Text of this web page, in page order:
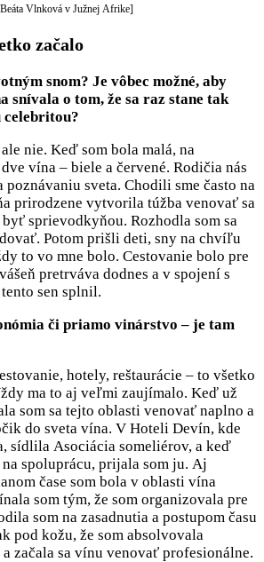
Vlnková v Južnej Afrike]
začalo
snom? Je vôbec možné, aby
snívala o tom, že sa raz stane tak
celebritou?
nie. Keď som bola malá, na
vína – biele a červené. Rodičia nás
sveta. Chodili sme často na
prirodzene vytvorila túžba venovať sa
sprievodkyňou. Rozhodla som sa
Potom prišli deti, sny na chvíľu
to vo mne bolo. Cestovanie bolo pre
pretrváva dodnes a v spojení s
sen splnil.
či priamo vinárstvo – je tam
hotely, reštaurácie – to všetko
ma to aj veľmi zaujímalo. Keď už
som sa tejto oblasti venovať naplno a
do sveta vína. V Hoteli Devín, kde
sídlila Asociácia someliérov, a keď
spoluprácu, prijala som ju. Aj
čase som bola v oblasti vína
som tým, že som organizovala pre
som na zasadnutia a postupom času
pod kožu, že som absolvovala
začala sa vínu venovať profesionálne.